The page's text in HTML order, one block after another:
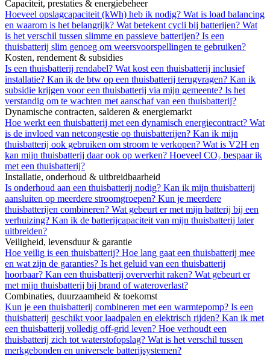
Capaciteit, prestaties & energiebeheer
Hoeveel opslagcapaciteit (kWh) heb ik nodig? Wat is load balancing
en waarom is het belangrijk? Wat betekent cycli bij batterijen? Wat
is het verschil tussen slimme en passieve batterijen? Is een
thuisbatterij slim genoeg om weersvoorspellingen te gebruiken?
Kosten, rendement & subsidies
Is een thuisbatterij rendabel? Wat kost een thuisbatterij inclusief
installatie? Kan ik de btw op een thuisbatterij terugvragen? Kan ik
subsidie krijgen voor een thuisbatterij via mijn gemeente? Is het
verstandig om te wachten met aanschaf van een thuisbatterij?
Dynamische contracten, salderen & energiemarkt
Hoe werkt een thuisbatterij met een dynamisch energiecontract? Wat
is de invloed van netcongestie op thuisbatterijen? Kan ik mijn
thuisbatterij ook gebruiken om stroom te verkopen? Wat is V2H en
kan mijn thuisbatterij daar ook op werken? Hoeveel CO₂ bespaar ik
met een thuisbatterij?
Installatie, onderhoud & uitbreidbaarheid
Is onderhoud aan een thuisbatterij nodig? Kan ik mijn thuisbatterij
aansluiten op meerdere stroomgroepen? Kun je meerdere
thuisbatterijen combineren? Wat gebeurt er met mijn batterij bij een
verhuizing? Kan ik de batterijcapaciteit van mijn thuisbatterij later
uitbreiden?
Veiligheid, levensduur & garantie
Hoe veilig is een thuisbatterij? Hoe lang gaat een thuisbatterij mee
en wat zijn de garanties? Is het geluid van een thuisbatterij
hoorbaar? Kan een thuisbatterij oververhit raken? Wat gebeurt er
met mijn thuisbatterij bij brand of wateroverlast?
Combinaties, duurzaamheid & toekomst
Kun je een thuisbatterij combineren met een warmtepomp? Is een
thuisbatterij geschikt voor laadpalen en elektrisch rijden? Kan ik met
een thuisbatterij volledig off-grid leven? Hoe verhoudt een
thuisbatterij zich tot waterstofopslag? Wat is het verschil tussen
merkgebonden en universele batterijsystemen?